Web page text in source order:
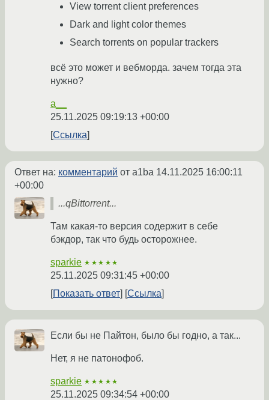
View torrent client preferences
Dark and light color themes
Search torrents on popular trackers
всё это может и вебморда. зачем тогда эта
нужно?
a__
25.11.2025 09:19:13 +00:00
Ссылка
Ответ на: комментарий от a1ba 14.11.2025 16:00:11
+00:00
...qBittorrent...
Там какая-то версия содержит в себе
бэкдор, так что будь осторожнее.
sparkie ★★★★★
25.11.2025 09:31:45 +00:00
Показать ответ
Ссылка
Если бы не Пайтон, было бы годно, а так...
Нет, я не патонофоб.
sparkie ★★★★★
25.11.2025 09:34:54 +00:00